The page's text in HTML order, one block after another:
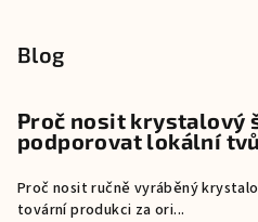
Blog
Proč nosit krystalový
podporovat lokální
Proč nosit ručně vyráběný
tovární produkci za ori...